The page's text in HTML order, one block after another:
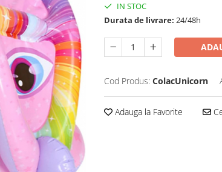
IN STOC
Durata de livrare: 24/48h
Cod Produs: ColacUnicorn
Adauga la Favorite